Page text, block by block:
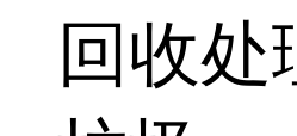
回收处